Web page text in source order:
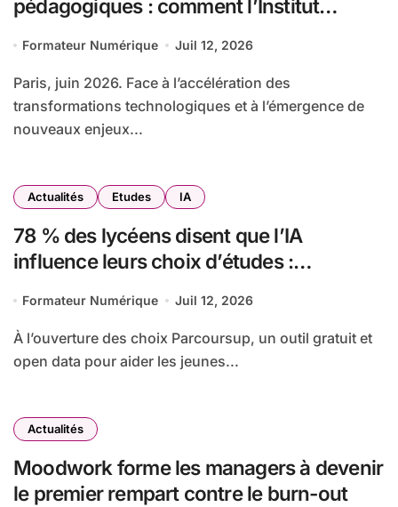
pédagogiques : comment l’Institut
digitale grâce à Edflex
Formateur Numérique Juil 12, 2026
Paris, juin 2026. Face à l’accélération des
transformations technologiques et à l’émergence de
nouveaux enjeux...
Actualités Etudes IA
78 % des lycéens disent que l’IA
influence leurs choix d’études :
observatoire francophone de l’exposition
des métiers à l’intelligence artificielle
Formateur Numérique Juil 12, 2026
À l’ouverture des choix Parcoursup, un outil gratuit et
open data pour aider les jeunes...
Actualités
Moodwork forme les managers à devenir
le premier rempart contre le burn-out